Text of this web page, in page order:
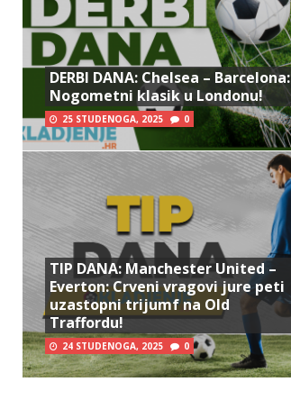
DERBI DANA: Chelsea – Barcelona:
Nogometni klasik u Londonu!
25 STUDENOGA, 2025 0
TIP DANA: Manchester United –
Everton: Crveni vragovi jure peti
uzastopni trijumf na Old
Traffordu!
24 STUDENOGA, 2025 0